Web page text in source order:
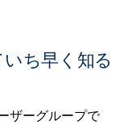
ち早く知る
ザーグループで